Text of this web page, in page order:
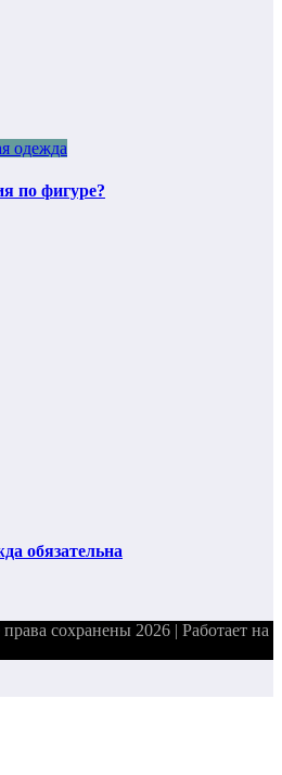
одежда
по фигуре?
обязательна
сохранены 2026 | Работает на